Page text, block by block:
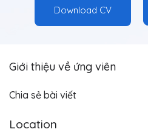
Download CV
Giới thiệu về ứng viên
Chia sẻ bài viết
Location